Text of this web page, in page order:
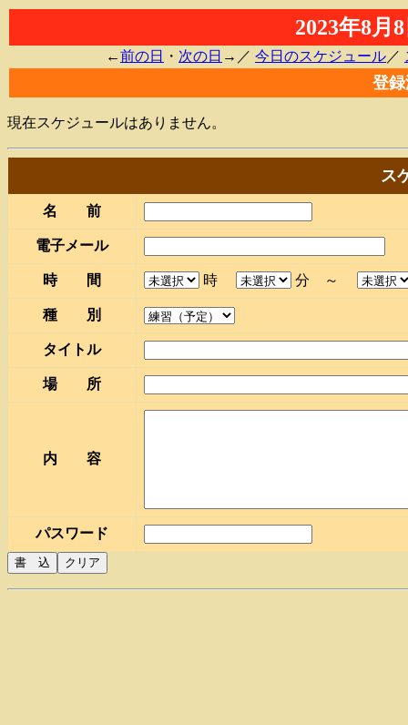
2023年8
←前の日 ・ 次の日 →／ 今日のスケジュール ／
登
現在スケジュールはありません。
ス
名 前
電子メール
時 間 時 分 ～
種 別
タイトル
場 所
内 容
パスワード